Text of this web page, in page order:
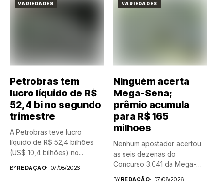
VARIEDADES
Petrobras tem
lucro líquido de R$
52,4 bi no segundo
trimestre
A Petrobras teve lucro
líquido de R$ 52,4 bilhões
(US$ 10,4 bilhões) no...
BYREDAÇÃO 07/08/2026
VARIEDADES
Ninguém acerta
Mega-Sena;
prêmio acumula
para R$ 165
milhões
Nenhum apostador acertou
as seis dezenas do
Concurso 3.041 da Mega-
BYREDAÇÃO 07/08/2026